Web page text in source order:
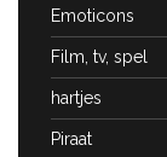
Emoticons
Film, tv, spel
hartjes
Piraat